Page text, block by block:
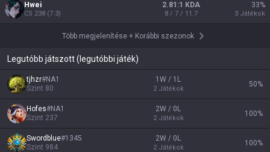
Hwei
CS 238 (7.3)
2.81:1 KDA
8 / 7 / 11.7
33%
3 Játékok
Több megjelenítése+ Korábbi szezonok
Legutóbb játszott (legutóbbi játék)
tjhzr#NA1
Szint 80
1W / 1L
2 Játékok
50%
Hofes#NA1
Szint 237
2W / 0L
2 Játékok
100%
Swordblue#1345
Szint 984
2W / 0L
2 Játékok
100%